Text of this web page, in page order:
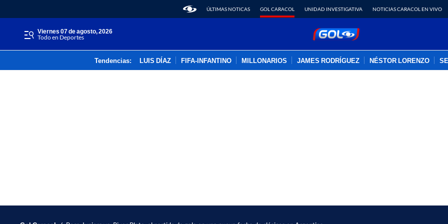
ÚLTIMAS NOTICAS GOL CARACOL UNIDAD INVESTIGATIVA NOTICIAS CARACOL EN VIVO
viernes 07 de agosto, 2026
Todo en Deportes
Tendencias: LUIS DÍAZ FIFA-INFANTINO MILLONARIOS JAMES RODRÍGUEZ NÉSTOR LORENZO